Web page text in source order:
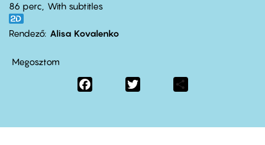
86 perc,
With subtitles
Rendező Alisa Kovalenko
Megosztom
Facebook